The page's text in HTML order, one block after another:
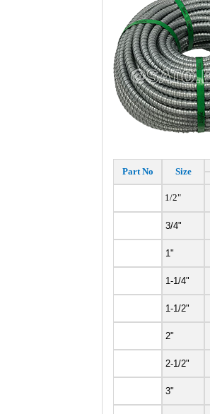
Part No Size
1/2"
3/4"
1"
1-1/4"
1-1/2"
2"
2-1/2"
3"